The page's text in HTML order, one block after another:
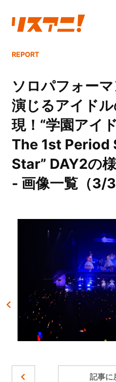
REPORT
ソロパフォー
演じるアイド
現！“学園アイ
The 1st
Star” DAY2の
- 画像一覧（3/
記事に